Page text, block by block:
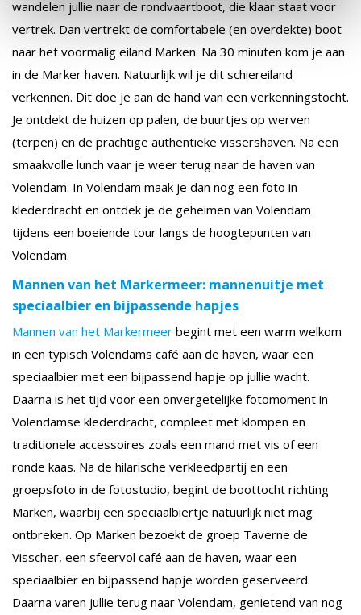
wandelen jullie naar de rondvaartboot, die klaar staat voor
vertrek. Dan vertrekt de comfortabele (en overdekte) boot
naar het voormalig eiland Marken. Na 30 minuten kom je aan
in de Marker haven. Natuurlijk wil je dit schiereiland
verkennen. Dit doe je aan de hand van een verkenningstocht.
Je ontdekt de huizen op palen, de buurtjes op werven
(terpen) en de prachtige authentieke vissershaven. Na een
smaakvolle lunch vaar je weer terug naar de haven van
Volendam. In Volendam maak je dan nog een foto in
klederdracht en ontdek je de geheimen van Volendam
tijdens een boeiende tour langs de hoogtepunten van
Volendam.
Mannen van het Markermeer: mannenuitje met
speciaalbier en bijpassende hapjes
Mannen van het Markermeer begint met een warm welkom
in een typisch Volendams café aan de haven, waar een
speciaalbier met een bijpassend hapje op jullie wacht.
Daarna is het tijd voor een onvergetelijke fotomoment in
Volendamse klederdracht, compleet met klompen en
traditionele accessoires zoals een mand met vis of een
ronde kaas. Na de hilarische verkleedpartij en een
groepsfoto in de fotostudio, begint de boottocht richting
Marken, waarbij een speciaalbiertje natuurlijk niet mag
ontbreken. Op Marken bezoekt de groep Taverne de
Visscher, een sfeervol café aan de haven, waar een
speciaalbier en bijpassend hapje worden geserveerd.
Daarna varen jullie terug naar Volendam, genietend van nog